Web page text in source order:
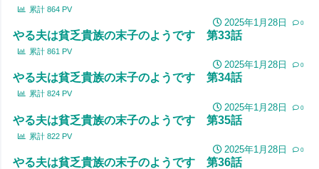
累計 864 PV
2025年1月28日 0
やる夫は貧乏貴族の末子のようです 第33話
累計 861 PV
2025年1月28日 0
やる夫は貧乏貴族の末子のようです 第34話
累計 824 PV
2025年1月28日 0
やる夫は貧乏貴族の末子のようです 第35話
累計 822 PV
2025年1月28日 0
やる夫は貧乏貴族の末子のようです 第36話